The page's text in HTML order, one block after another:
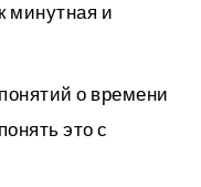
минутная и
о времени
это с